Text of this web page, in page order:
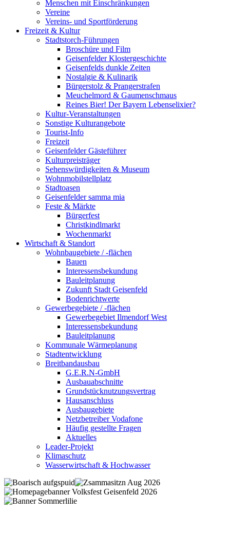
Menschen mit Einschränkungen
Vereine
Vereins- und Sportförderung
Freizeit & Kultur
Stadtstorch-Führungen
Broschüre und Film
Geisenfelder Klostergeschichte
Geisenfelds dunkle Zeiten
Nostalgie & Kulinarik
Bürgerstolz & Prangerstrafen
Meuchelmord & Gaumenschmaus
Reines Bier! Der Bayern Lebenselixier?
Kultur-Veranstaltungen
Sonstige Kulturangebote
Tourist-Info
Freizeit
Geisenfelder Gästeführer
Kulturpreisträger
Sehenswürdigkeiten & Museum
Wohnmobilstellplatz
Stadtoasen
Geisenfelder samma mia
Feste & Märkte
Bürgerfest
Christkindlmarkt
Wochenmarkt
Wirtschaft & Standort
Wohnbaugebiete / -flächen
Bauen
Interessensbekundung
Bauleitplanung
Zukunft Stadt Geisenfeld
Bodenrichtwerte
Gewerbegebiete / -flächen
Gewerbegebiet Ilmendorf West
Interessensbekundung
Bauleitplanung
Kommunale Wärmeplanung
Stadtentwicklung
Breitbandausbau
G.E.R.N-GmbH
Ausbauabschnitte
Grundstücknutzungsvertrag
Hausanschluss
Ausbaugebiete
Netzbetreiber Vodafone
Häufig gestellte Fragen
Aktuelles
Leader-Projekt
Klimaschutz
Wasserwirtschaft & Hochwasser